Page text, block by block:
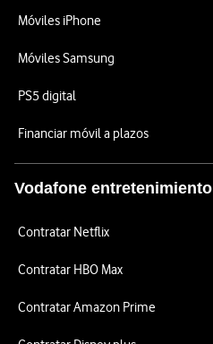
Móviles iPhone
Móviles Samsung
PS5 digital
Financiar móvil a plazos
Vodafone entretenimiento
Contratar Netflix
Contratar HBO Max
Contratar Amazon Prime